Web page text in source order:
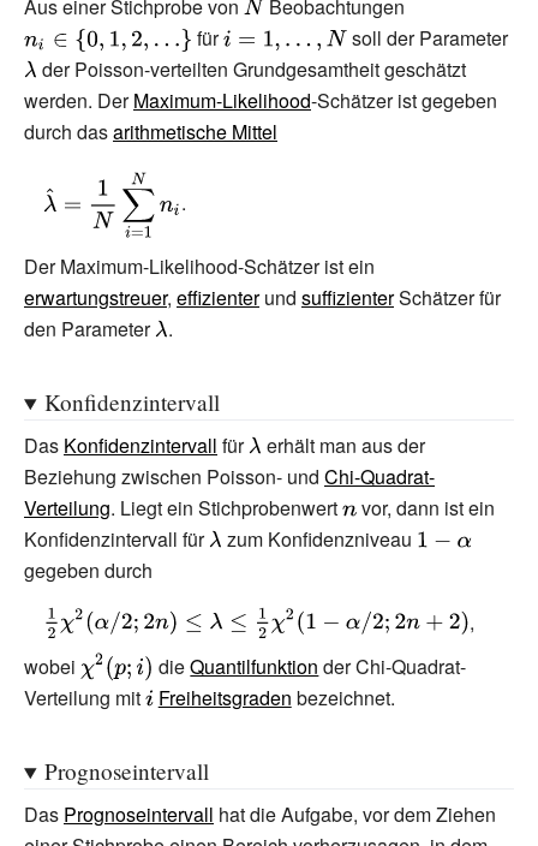
Aus einer Stichprobe von {\displaystyle
N}
Beobachtungen
n_{i}\in \
{0,1,2,\dotsc
\}}
für{\displaystyle
i=1,\dotsc ,N}
soll der Parameter
der Poisson-verteilten Grundgesamtheit geschätzt
werden. DerMaximum-Likelihood-Schätzer ist gegeben
durch dasarithmetische Mittel
{\displaystyle
{\hat {\lambda
}}={\frac {1}
{N}}\sum
_{i=1}^{N}n_{i}}
.
Der Maximum-Likelihood-Schätzer ist ein
erwartungstreuer, effizienterund suffizienterSchätzer für
den Parameter{\displaystyle
.
Konfidenzintervall
Das Konfidenzintervall für{\displaystyle
\lambda }
erhält man aus der
Beziehung zwischen Poisson- und Chi-Quadrat-
Verteilung. Liegt ein Stichprobenwert{\displaystyle
n}
vor, dann ist ein
Konfidenzintervall für{\displaystyle
zum Konfidenzniveau {\displaystyle
gegeben durch
{\displaystyle
{\tfrac {1}
{2}}\chi ^{2}
(\alpha
\lambda \leq
{\tfrac {1}
{2}}\chi ^{2}
,
wobei {\displaystyle
\chi ^{2}(p;i)}
dieQuantilfunktion der Chi-Quadrat-
Verteilung mit{\displaystyle
Freiheitsgraden bezeichnet.
Prognoseintervall
Das Prognoseintervall hat die Aufgabe, vor dem Ziehen